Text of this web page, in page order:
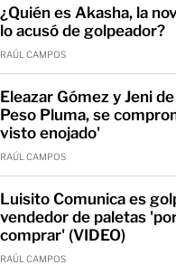
¿Quién es Akasha, la
lo acusó de golpeador?
RAÚL CAMPOS
Eleazar Gómez y Jeni
Peso Pluma, se
visto enojado'
RAÚL CAMPOS
Luisito Comunica es
vendedor de paletas
comprar' (VIDEO)
RAÚL CAMPOS